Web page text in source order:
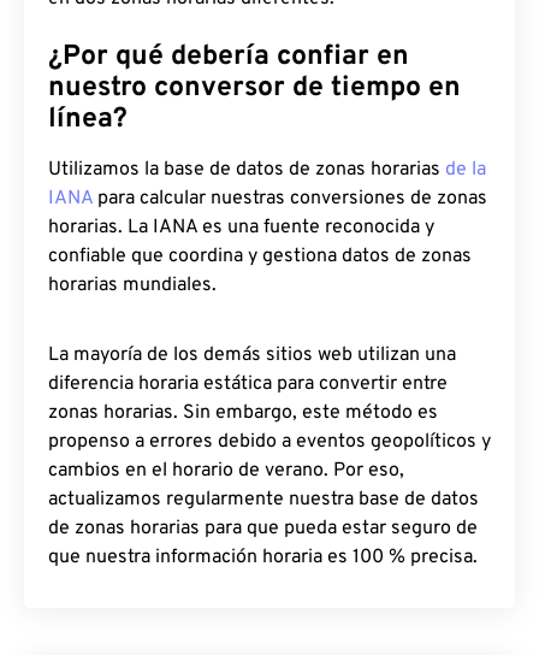
¿Por qué debería confiar en
nuestro conversor de tiempo en
línea?
Utilizamos la base de datos de zonas horarias de la
IANA para calcular nuestras conversiones de zonas
horarias. La IANA es una fuente reconocida y
confiable que coordina y gestiona datos de zonas
horarias mundiales.
La mayoría de los demás sitios web utilizan una
diferencia horaria estática para convertir entre
zonas horarias. Sin embargo, este método es
propenso a errores debido a eventos geopolíticos y
cambios en el horario de verano. Por eso,
actualizamos regularmente nuestra base de datos
de zonas horarias para que pueda estar seguro de
que nuestra información horaria es 100 % precisa.